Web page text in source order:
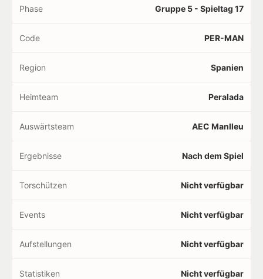
Phase Gruppe 5 - Spieltag 17
Code PER-MAN
Region Spanien
Heimteam Peralada
Auswärtsteam AEC Manlleu
Ergebnisse Nach dem Spiel
Torschützen Nicht verfügbar
Events Nicht verfügbar
Aufstellungen Nicht verfügbar
Statistiken Nicht verfügbar